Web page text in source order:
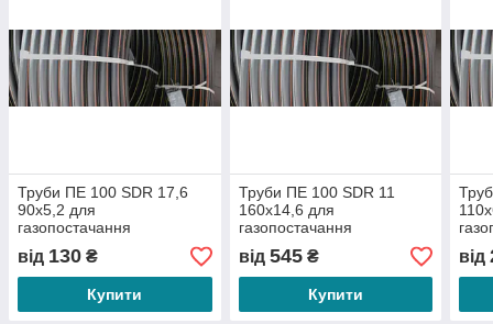
Труби ПЕ 100 SDR 17,6
90х5,2 для
газопостачання
від 130 ₴
Купити
Труби ПЕ 100 SDR 11
160х14,6 для
газопостачання
від 545₴
Купити
від